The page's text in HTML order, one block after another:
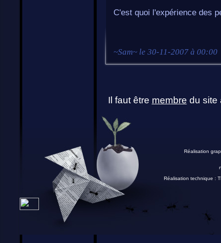
C'est quoi l'expérience des
~Sam~ le 30-11-2007 à 00:00
Il faut être membre du site
Réalisation
Réalisation technique :